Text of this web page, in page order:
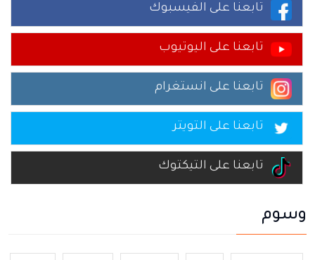
تابعنا على الفيسبوك
تابعنا على اليوتيوب
تابعنا على انستغرام
تابعنا على التويتر
تابعنا على التيكتوك
وسوم